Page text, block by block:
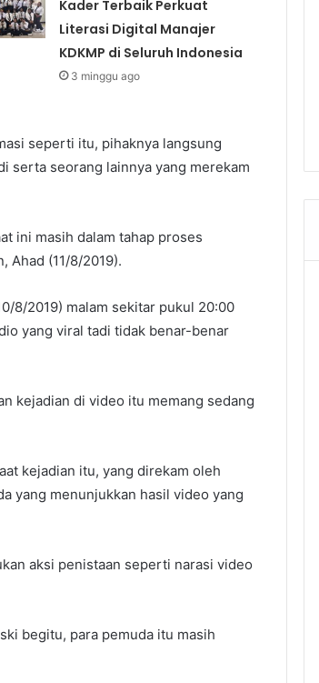
Kader Terbaik Perkuat
Literasi Digital Manajer
KDKMP di Seluruh Indonesia
3 minggu ago
seperti itu, pihaknya langsung
serta seorang lainnya yang merekam
ini masih dalam tahap proses
Ahad (11/8/2019).
8/2019) malam sekitar pukul 20:00
yang viral tadi tidak benar-benar
kejadian di video itu memang sedang
kejadian itu, yang direkam oleh
yang menunjukkan hasil video yang
aksi penistaan seperti narasi video
begitu, para pemuda itu masih